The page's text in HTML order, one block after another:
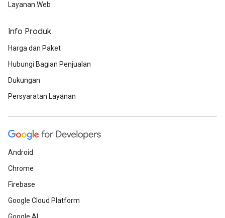
Layanan Web
Info Produk
Harga dan Paket
Hubungi Bagian Penjualan
Dukungan
Persyaratan Layanan
Android
Chrome
Firebase
Google Cloud Platform